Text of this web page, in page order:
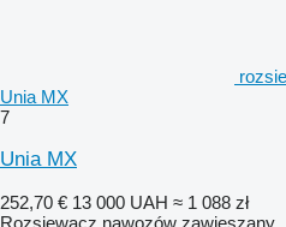
Unia MX
7
Unia MX
252,70 € 13 000 UAH ≈ 1 088 zł